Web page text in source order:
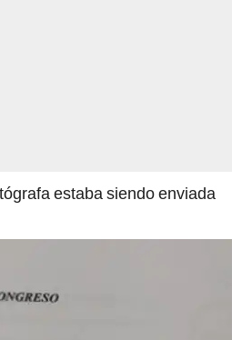
estaba siendo enviada